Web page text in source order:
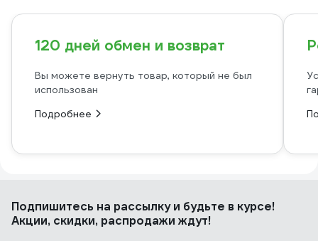
120 дней обмен и возврат
Вы можете вернуть товар, который не был
использован
Подробнее
Подпишитесь на рассылкуи будьте в курсе!
Акции, скидки, распродажи ждут!